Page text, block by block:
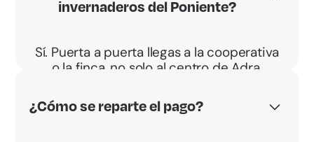
invernaderos del Poniente?
Sí. Puerta a puerta llegas a la cooperativa
o la finca, no solo al centro de Adra.
¿Cómo se reparte el pago?